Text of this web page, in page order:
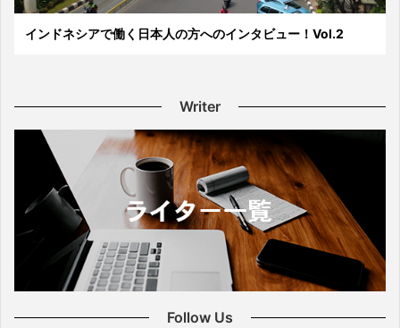
インドネシアで働く日本人の方へのインタビュー！Vol.2
Writer
Follow Us